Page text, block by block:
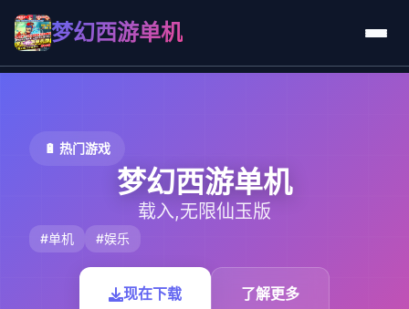
梦幻西游单机
🔋 热门游戏
梦幻西游单机
载入,无限仙玉版
#单机 #娱乐
现在下载 了解更多